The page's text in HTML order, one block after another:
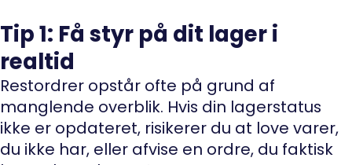
Tip 1: Få styr på dit lager i
realtid
Restordrer opstår ofte på grund af
manglende overblik. Hvis din lagerstatus
ikke er opdateret, risikerer du at love varer,
du ikke har, eller afvise en ordre, du faktisk